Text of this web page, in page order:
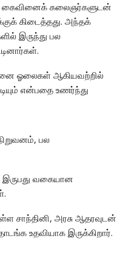
கைவினைக் கலைஞர்களுடன்
கிடைத்தது. அந்தக்
இருந்து பல
ஓலைகள் ஆகியவற்றில்
என்பதை உணர்ந்து
பல
இருபது வகையான
சாந்தினி, அரசு ஆதரவுடன்
உதவியாக இருக்கிறார்.